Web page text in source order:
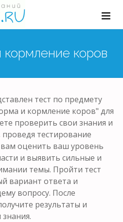
кормление коров
тест по предмету
и кормление коров" для
проверить свои знания и
тестирование
оценить ваш уровень
и выявить сильные и
темы. Пройти тест
вариант ответа и
вопросу. После
результаты и